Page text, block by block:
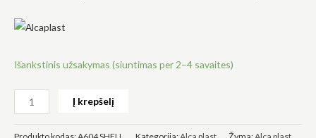
Išankstinis užsakymas (siuntimas per 2–4 savaites)
Į krepšelį
Būtinas
slapukai
yra
privalomi.
Jie